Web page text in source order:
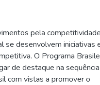
pela
se desenvolvem iniciativas
O Programa
de destaque na
com vistas a promover o